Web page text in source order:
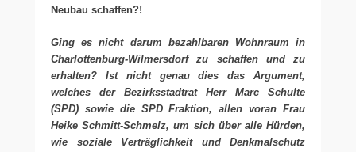
Neubau schaffen?!
Ging es nicht darum bezahlbaren Wohnraum in
Charlottenburg-Wilmersdorf zu schaffen und zu
erhalten? Ist nicht genau dies das Argument,
welches der Bezirksstadtrat Herr Marc Schulte
(SPD) sowie die SPD Fraktion, allen voran Frau
Heike Schmitt-Schmelz, um sich über alle Hürden,
wie soziale Verträglichkeit und Denkmalschutz